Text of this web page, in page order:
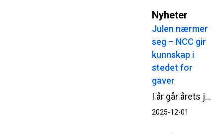
Nyheter
Julen nærmer
seg – NCC gir
kunnskap i
stedet for
gaver
I år går årets juledonasjon fra NCC til Røde Kors Leksehjelp. Gjennom støtte til utdanning gir NCC flere unge en mulighet til å lykkes med skolearbeidet.
2025-12-01